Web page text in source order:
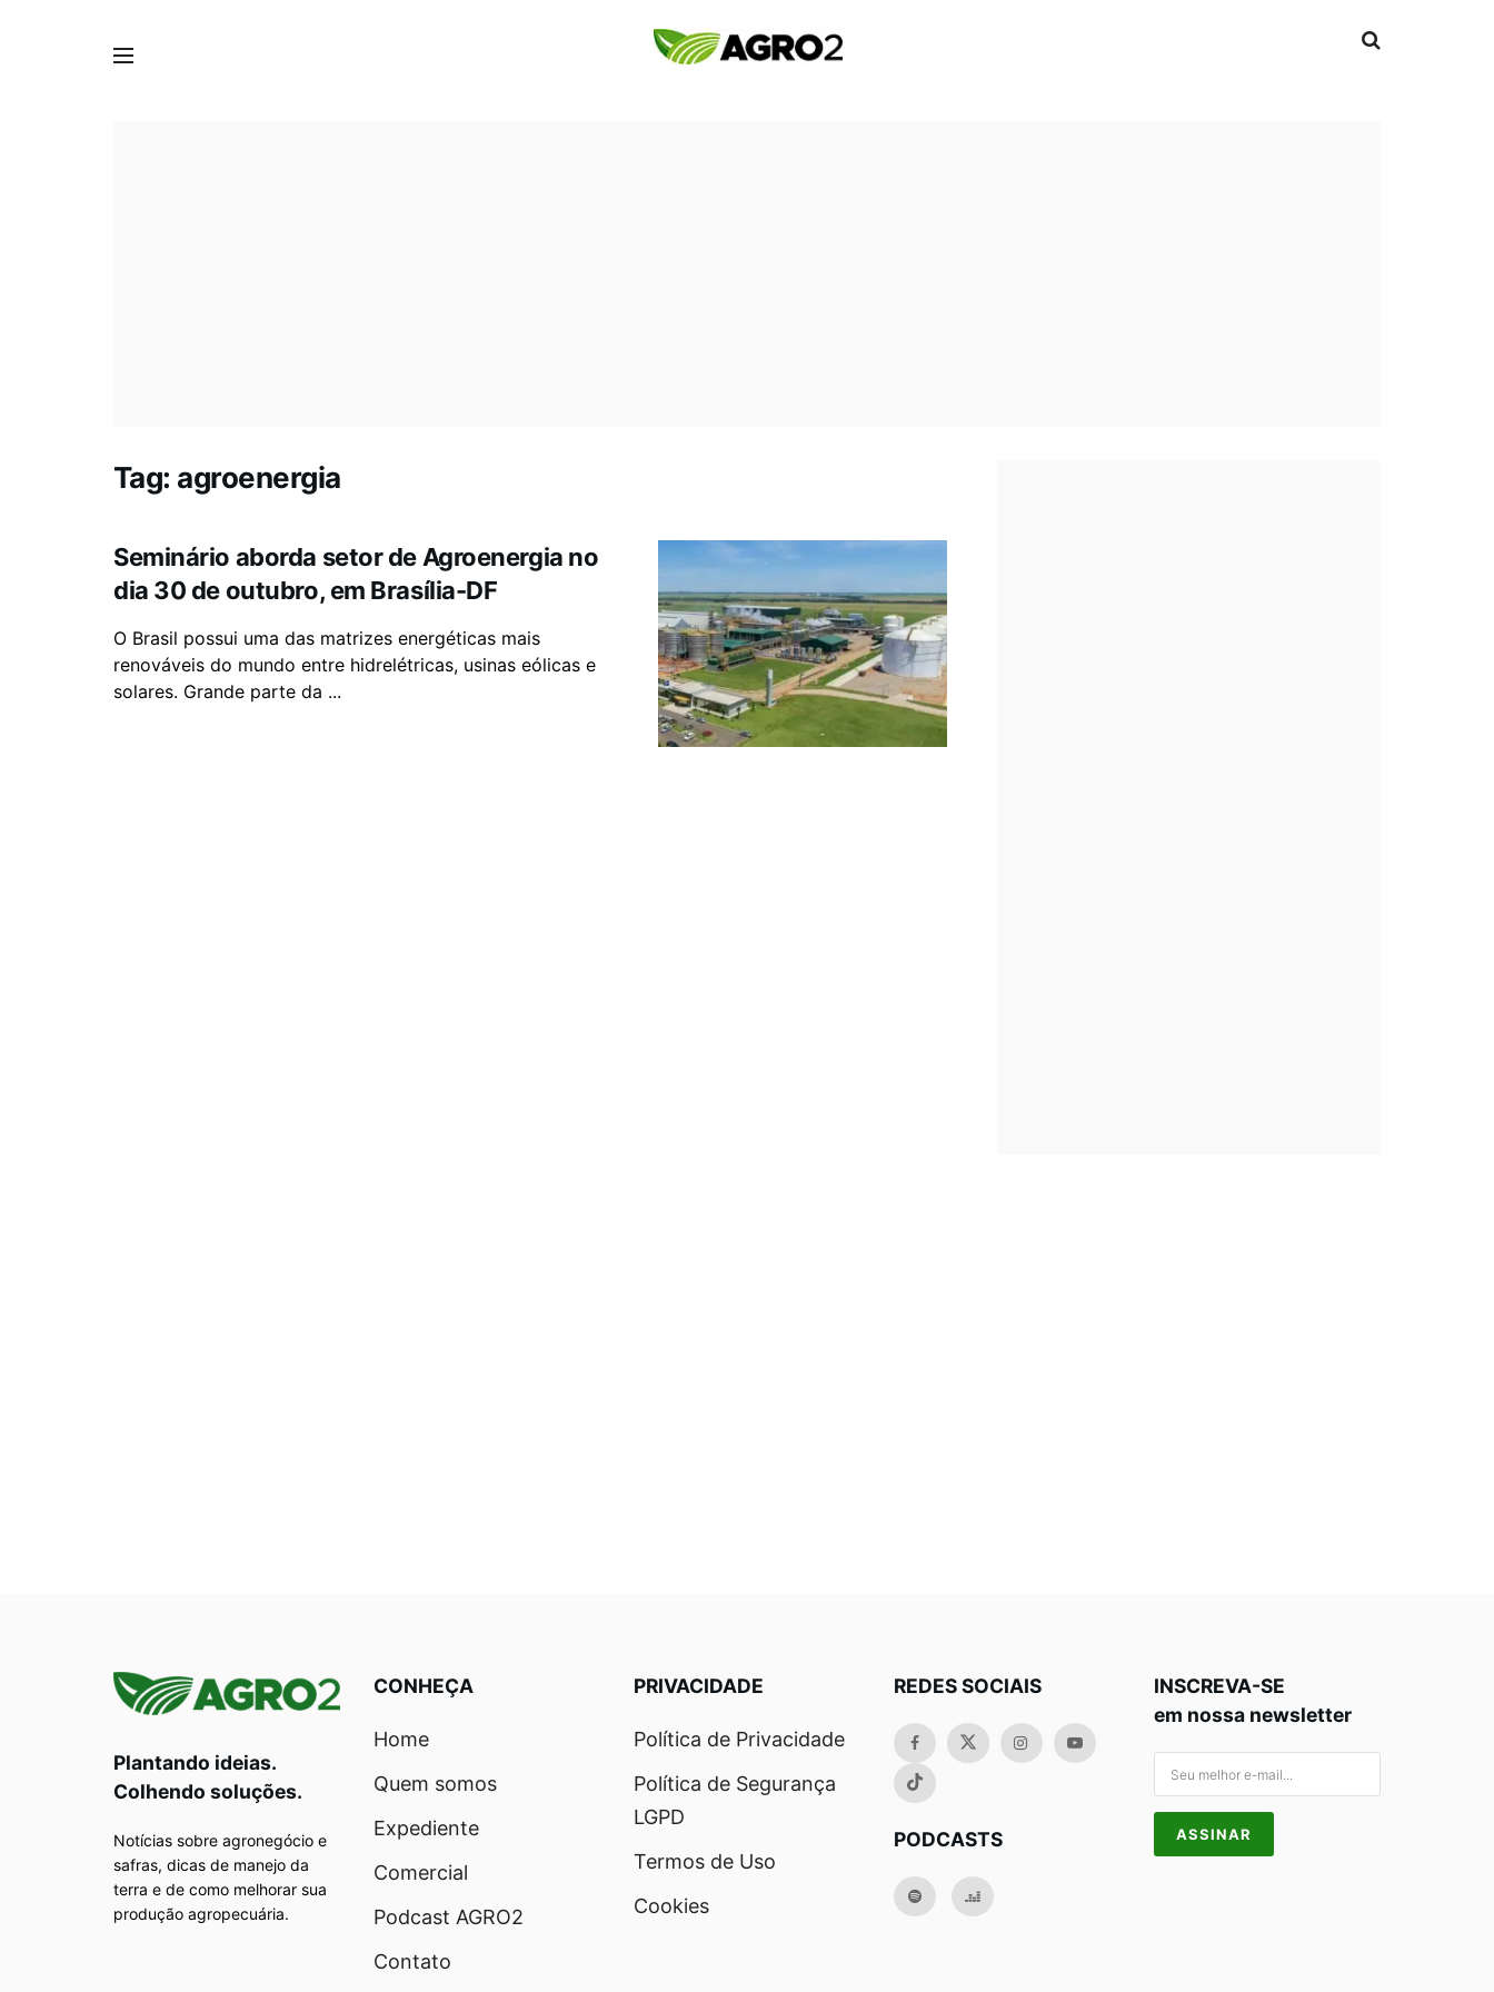
Tag: agroenergia
Seminário aborda setor de Agroenergia no
dia 30 de outubro, em Brasília-DF
O Brasil possui uma das matrizes energéticas mais
renováveis do mundo entre hidrelétricas, usinas eólicas e
solares. Grande parte da ...
Plantando ideias.
Colhendo soluções.
Notícias sobre agronegócio e
safras, dicas de manejo da
terra e de como melhorar sua
produção agropecuária.
CONHEÇA
Home
Quem somos
Expediente
Comercial
Podcast AGRO2
Contato
PRIVACIDADE
Política de Privacidade
Política de Segurança
LGPD
Termos de Uso
Cookies
REDES SOCIAIS
PODCASTS
INSCREVA-SE
em nossa newsletter